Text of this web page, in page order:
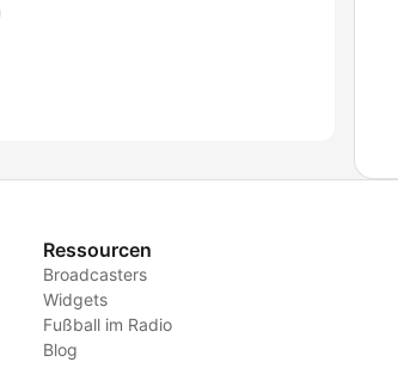
Ressourcen
Broadcasters
Widgets
Fußball im Radio
Blog